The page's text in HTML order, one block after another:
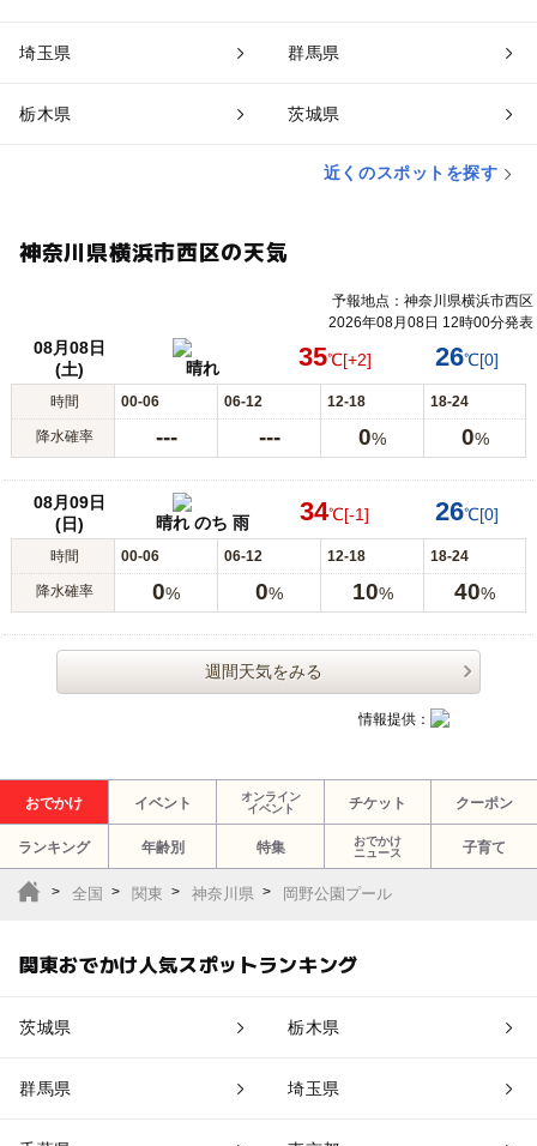
埼玉県 群馬県
栃木県 茨城県
近くのスポットを探す
神奈川県横浜市西区の天気
予報地点：神奈川県横浜市西区
2026年08月08日 12時00分発表
08月08日
(土)
晴れ 35℃[+2] 26℃[0]
時間 00-06 06-12 12-18 18-24
降水確率 --- --- 0% 0%
08月09日
(日)
晴れ のち 雨 34℃[-1] 26℃[0]
時間 00-06 06-12 12-18 18-24
降水確率 0% 0% 10% 40%
週間天気をみる
情報提供：
おでかけ イベント
オンライン
イベント
チケット クーポン
ランキング 年齢別 特集
おでかけ
ニュース
子育て
全国 関東 神奈川県 岡野公園プール
関東おでかけ人気スポットランキング
茨城県 栃木県
群馬県 埼玉県